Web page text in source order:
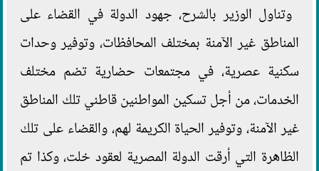
وتناول الوزير بالشرح، جهود الدولة في القضاء على
المناطق غير الآمنة بمختلف المحافظات، وتوفير وحدات
سكنية عصرية، في مجتمعات حضارية تضم مختلف
الخدمات، من أجل تسكين المواطنين قاطني تلك المناطق
غير الآمنة، وتوفير الحياة الكريمة لهم، والقضاء على تلك
الظاهرة التي أرقت الدولة المصرية لعقود خلت، وكذا تم